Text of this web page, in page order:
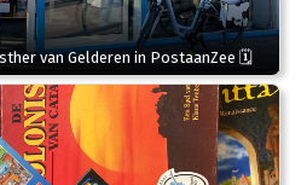
van Gelderen in PostaanZee 🗓